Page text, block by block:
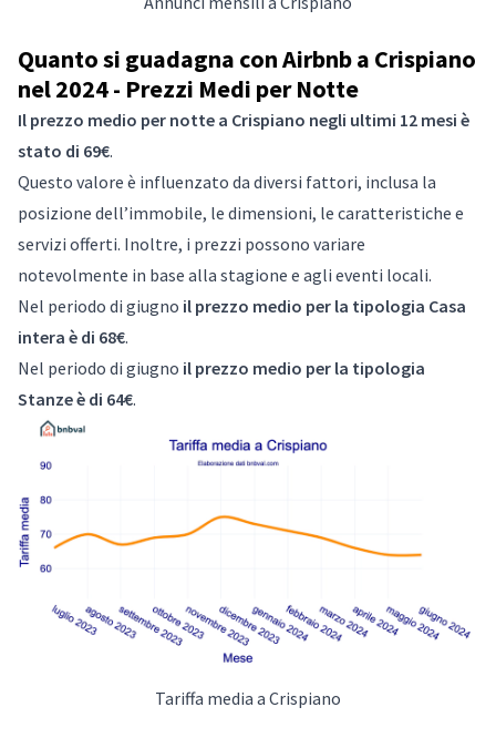
Quanto si guadagna con Airbnb a Crispiano
nel 2024 - Prezzi Medi per Notte
Il prezzo medio per notte a Crispiano negli ultimi 12 mesi è
stato di 69€.
Questo valore è influenzato da diversi fattori, inclusa la
posizione dell’immobile, le dimensioni, le caratteristiche e
servizi offerti. Inoltre, i prezzi possono variare
notevolmente in base alla stagione e agli eventi locali.
Nel periodo di giugno il prezzo medio per la tipologia Casa
intera è di 68€.
Nel periodo di giugno il prezzo medio per la tipologia
Stanze è di 64€.
Tariffa media a Crispiano